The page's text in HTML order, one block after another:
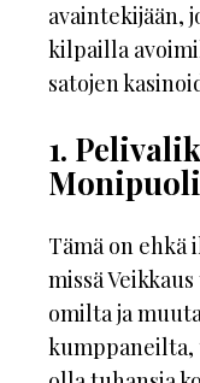
avaintekijään,
kilpailla
satojen
1.
Tämä on ehkä
missä
omilta ja
kumppaneilta,